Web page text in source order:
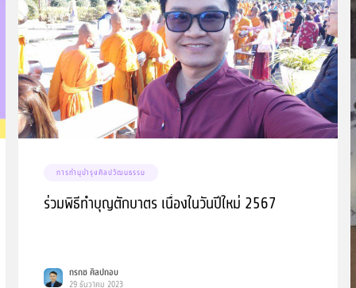
การทำนุบำรุงศิลปวัฒนธรรม
ร่วมพิธีทำบุญตักบาตร เนื่องในวันปีใหม่ 2567
กรกช ศิลปกอบ
29 ธันวาคม 2023